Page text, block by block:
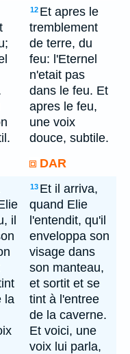
12 Et apres le
tremblement
de terre, du
feu: l'Eternel
n'etait pas
dans le feu. Et
apres le feu,
une voix
douce, subtile.
DAR
il
la
13 Et il arriva,
quand Elie
l'entendit, qu'il
enveloppa son
visage dans
son manteau,
et sortit et se
tint à l'entree
de la caverne.
Et voici, une
voix lui parla,